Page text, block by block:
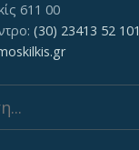
611 00
(30) 23413 52 101